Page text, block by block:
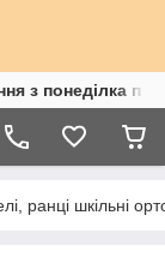
з понеділка по
ранці шкільні